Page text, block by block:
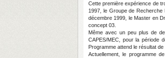
Cette première expérience de
1997, le Groupe de
décembre 1999, le Master en
concept 03.
Même avec un peu plus de
CAPES/MEC, pour la période
Programme attend le résultat
Actuellement, le programme